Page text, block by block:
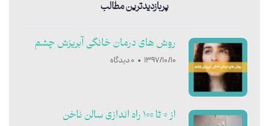
پربازدیدترین مطالب
روش های درمان خانگی آبریزش چشم
1397/10/10 0 دیدگاه
از 0 تا 100 راه اندازی سالن ناخن